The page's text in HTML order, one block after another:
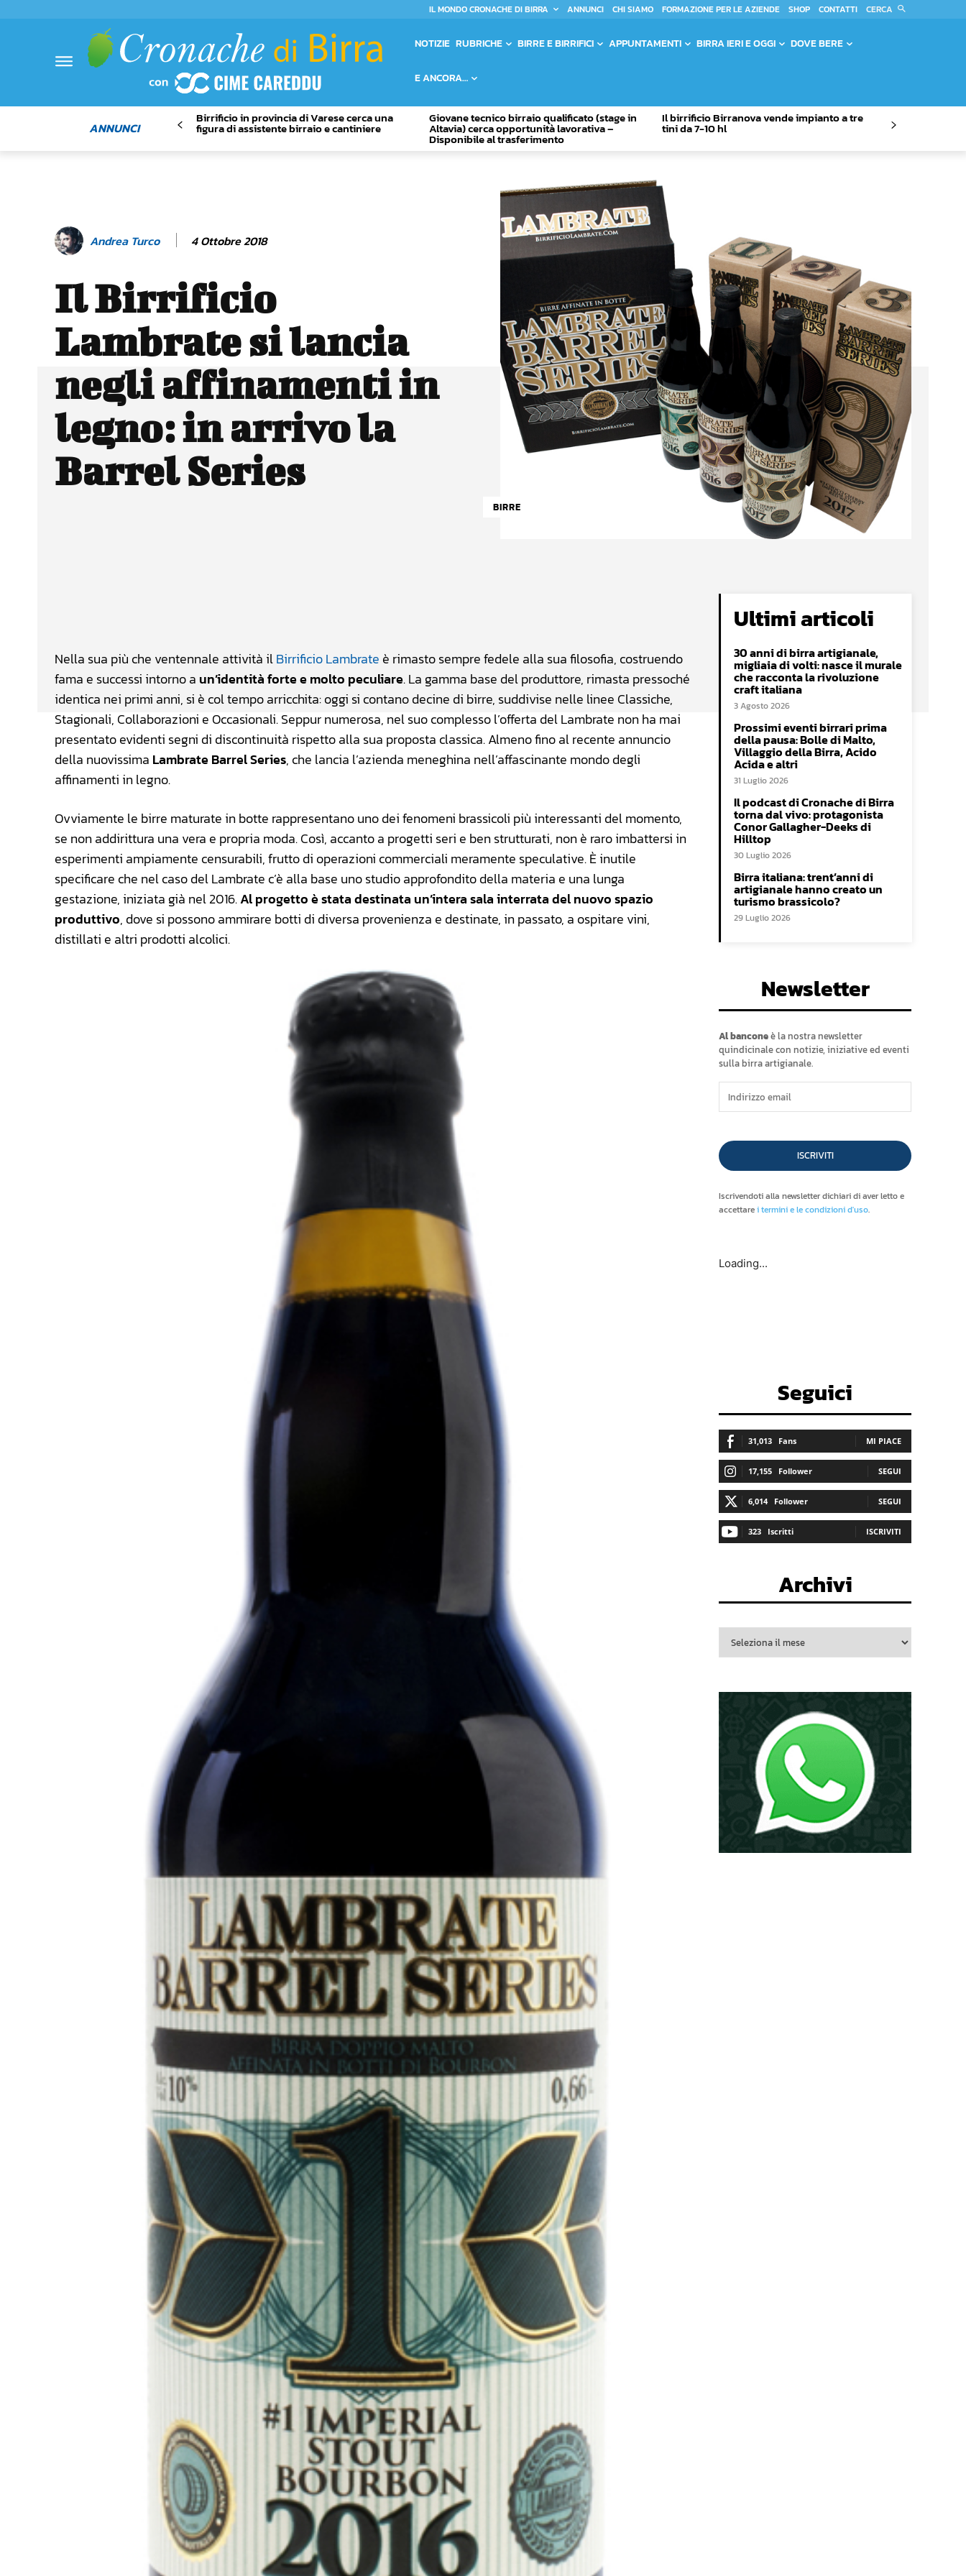
IL MONDO CRONACHE DI BIRRA ANNUNCI CHI SIAMO FORMAZIONE PER LE AZIENDE SHOP CONTATTI CERCA
NOTIZIE RUBRICHE BIRRE E BIRRIFICI APPUNTAMENTI BIRRA IERI E OGGI DOVE BERE
E ANCORA…
ANNUNCI
Birrificio in provincia di Varese cerca una
figura di assistente birraio e cantiniere
Giovane tecnico birraio qualificato (stage in
Altavia) cerca opportunità lavorativa –
Disponibile al trasferimento
Il birrificio Birranova vende impianto a tre
tini da 7-10 hl
Andrea Turco 4 Ottobre 2018
Il Birrificio
Lambrate si lancia
negli affinamenti in
legno: in arrivo la
Barrel Series
BIRRE
Nella sua più che ventennale attività ilBirrificio Lambrate è rimasto sempre fedele alla sua filosofia, costruendo
fama e successi intorno a un’identità forte e molto peculiare. La gamma base del produttore, rimasta pressoché
identica nei primi anni, si è col tempo arricchita: oggi si contano decine di birre, suddivise nelle linee Classiche,
Stagionali, Collaborazioni e Occasionali. Seppur numerosa, nel suo complesso l’offerta del Lambrate non ha mai
presentato evidenti segni di discontinuità rispetto alla sua proposta classica. Almeno fino al recente annuncio
della nuovissima Lambrate Barrel Series, che lancia l’azienda meneghina nell’affascinante mondo degli
affinamenti in legno.
Ovviamente le birre maturate in botte rappresentano uno dei fenomeni brassicoli più interessanti del momento,
se non addirittura una vera e propria moda. Così, accanto a progetti seri e ben strutturati, non è raro imbattersi in
esperimenti ampiamente censurabili, frutto di operazioni commerciali meramente speculative. È inutile
specificare che nel caso del Lambrate c’è alla base uno studio approfondito della materia e una lunga
gestazione, iniziata già nel 2016.Al progetto è stata destinata un’intera sala interrata del nuovo spazio
produttivo, dove si possono ammirare botti di diversa provenienza e destinate, in passato, a ospitare vini,
distillati e altri prodotti alcolici.
Ultimi articoli
30 anni di birra artigianale,
migliaia di volti: nasce il murale
che racconta la rivoluzione
craft italiana
3 Agosto 2026
Prossimi eventi birrari prima
della pausa: Bolle di Malto,
Villaggio della Birra, Acido
Acida e altri
31 Luglio 2026
Il podcast di Cronache di Birra
torna dal vivo: protagonista
Conor Gallagher-Deeks di
Hilltop
30 Luglio 2026
Birra italiana: trent’anni di
artigianale hanno creato un
turismo brassicolo?
29 Luglio 2026
Newsletter
Al banconeè la nostra newsletter
quindicinale con notizie, iniziative ed eventi
sulla birra artigianale.
ISCRIVITI
Iscrivendoti alla newsletter dichiari di aver letto e
accettarei termini e le condizioni d'uso.
Loading...
Seguici
31,013 Fans MI PIACE
17,155 Follower SEGUI
6,014 Follower SEGUI
323 Iscritti ISCRIVITI
Archivi